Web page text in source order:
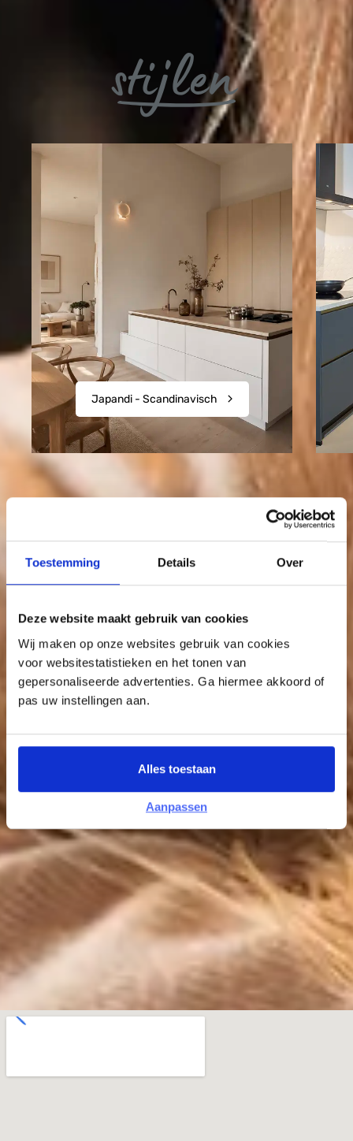
Toestemming Details Over
Deze website maakt gebruik van cookies
Wij maken op onze websites gebruik van cookies
voor websitestatistieken en het tonen van
gepersonaliseerde advertenties. Ga hiermee akkoord of
pas uw instellingen aan.
Alles toestaan
Aanpassen
Keukens in alle
stijlen
Japandi - Scandinavisch
DB Artic Keukens
Zondag:
Gesloten
Dinsdag:
10:00 - 17:30
Woensdag:
10:00 - 17:30
Donderdag:
10:00 - 21:00
10:00 - 17:30
Zaterdag:
09:00 - 17:00
Neem contact op